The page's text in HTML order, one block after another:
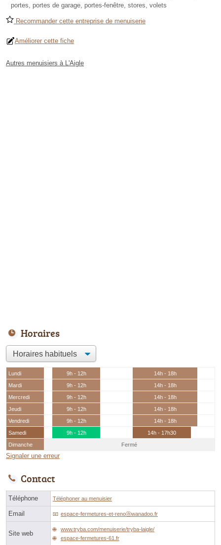
portes, portes de garage, portes-fenêtre, stores, volets
Recommander cette entreprise de menuiserie
Améliorer cette fiche
Autres menuisiers à L'Aigle
Horaires
Lundi 9h - 12h
14h - 18h
Mardi
9h - 12h
14h - 18h
Mercredi
9h - 12h
14h - 18h
Jeudi
9h - 12h
14h - 18h
Vendredi
9h - 12h
14h - 18h
Samedi
9h - 12h
14h - 17h30
Dimanche
Fermé
Signaler une erreur
Contact
Téléphone Téléphoner au menuisier
Email espace-fermetures-et-renoⓐwanadoo.fr
Site web
www.tryba.com/menuiserie/tryba-laigle/
espace-fermetures-61.fr